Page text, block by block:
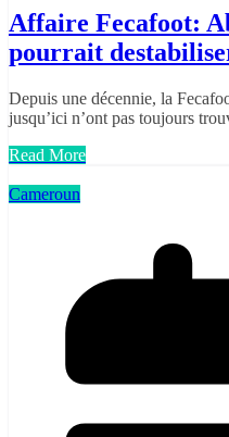
Affaire Fecafoot:
pourrait
Depuis une décennie, la
jusqu’ici n’ont pas toujours
Read More
Cameroun